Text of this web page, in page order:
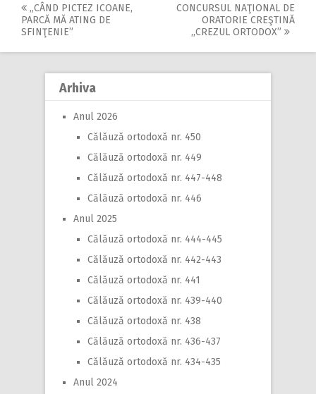
Post
navigation
,,CÂND PICTEZ ICOANE,
PARCĂ MĂ ATING DE
SFINŢENIE”
CONCURSUL NAŢIONAL DE
ORATORIE CREŞTINĂ
,,CREZUL ORTODOX”
Arhiva
Anul 2026
Călăuză ortodoxă nr. 450
Călăuză ortodoxă nr. 449
Călăuză ortodoxă nr. 447-448
Călăuză ortodoxă nr. 446
Anul 2025
Călăuză ortodoxă nr. 444-445
Călăuză ortodoxă nr. 442-443
Călăuză ortodoxă nr. 441
Călăuză ortodoxă nr. 439-440
Călăuză ortodoxă nr. 438
Călăuză ortodoxă nr. 436-437
Călăuză ortodoxă nr. 434-435
Anul 2024